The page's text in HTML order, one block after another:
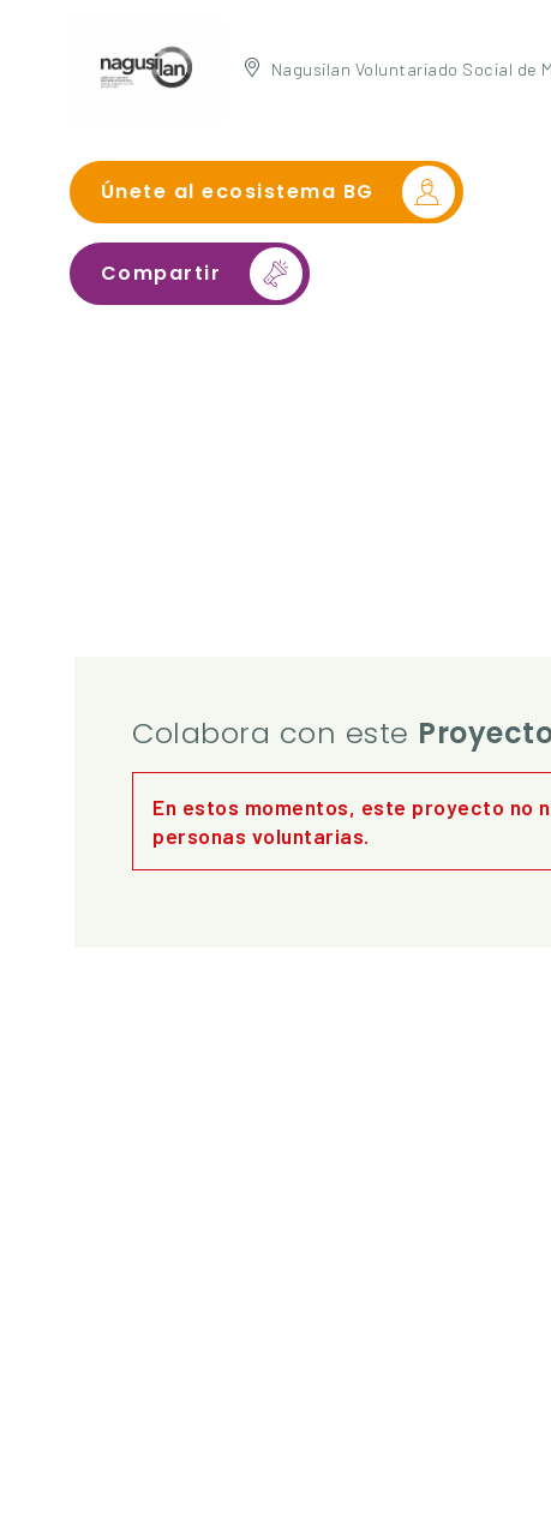
Nagusilan Voluntariado Social de
Únete al ecosistema BG
Compartir
Colabora con este
En estos momentos, este proyecto no
personas voluntarias.